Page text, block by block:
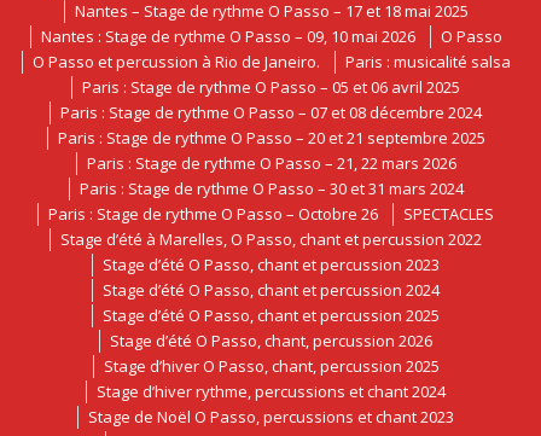
Nantes – Stage de rythme O Passo – 17 et 18 mai 2025
Nantes : Stage de rythme O Passo – 09, 10 mai 2026
O Passo
O Passo et percussion à Rio de Janeiro.
Paris : musicalité salsa
Paris : Stage de rythme O Passo – 05 et 06 avril 2025
Paris : Stage de rythme O Passo – 07 et 08 décembre 2024
Paris : Stage de rythme O Passo – 20 et 21 septembre 2025
Paris : Stage de rythme O Passo – 21, 22 mars 2026
Paris : Stage de rythme O Passo – 30 et 31 mars 2024
Paris : Stage de rythme O Passo – Octobre 26
SPECTACLES
Stage d’été à Marelles, O Passo, chant et percussion 2022
Stage d’été O Passo, chant et percussion 2023
Stage d’été O Passo, chant et percussion 2024
Stage d’été O Passo, chant et percussion 2025
Stage d’été O Passo, chant, percussion 2026
Stage d’hiver O Passo, chant, percussion 2025
Stage d’hiver rythme, percussions et chant 2024
Stage de Noël O Passo, percussions et chant 2023